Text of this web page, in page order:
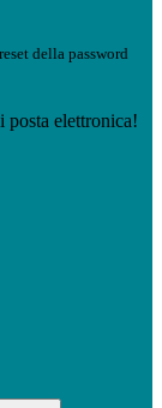
della password
posta elettronica!